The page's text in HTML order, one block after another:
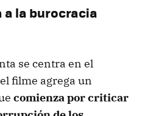
a la burocracia
se centra en el
filme agrega un
comienza por criticar